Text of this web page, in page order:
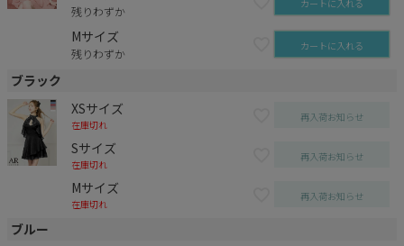
残りわずか カートに入れる
Mサイズ
残りわずか カートに入れる
ブラック
XSサイズ
在庫切れ
再入荷お知らせ
Sサイズ
在庫切れ
再入荷お知らせ
Mサイズ
在庫切れ
再入荷お知らせ
ブルー